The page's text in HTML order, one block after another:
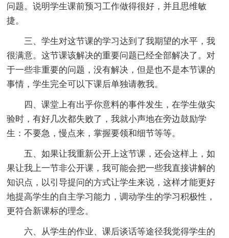
问题。说明学生课前预习工作做得很好，并且思维敏
捷。
三、学生对这节课的学习达到了我期望的水平，我
很满意。这节课该解决的重要问题已经全部解决了。对
于一些非重要的问题，没有解决，但是也不是本节课的
事情，学生完全可以下课后单独请教我。
四、课堂上有出乎你意料的事件发生，在学生做实
验时，有好几次都失败了，我就小声地在旁边鼓励学
生：不要急，慢点来，掌握要领和细节等等。
五、如果让我重新公开上这节课，还会这样上，如
果让我上一节非公开课，我可能会把一些我直接讲解的
知识点，以引导提问的方式让学生来说，这样才能更好
地提高学生的自主学习能力，调动学生的学习积极性，
更符合新课标的理念。
六、从学生的作业、课后谈话等途径我觉得学生的